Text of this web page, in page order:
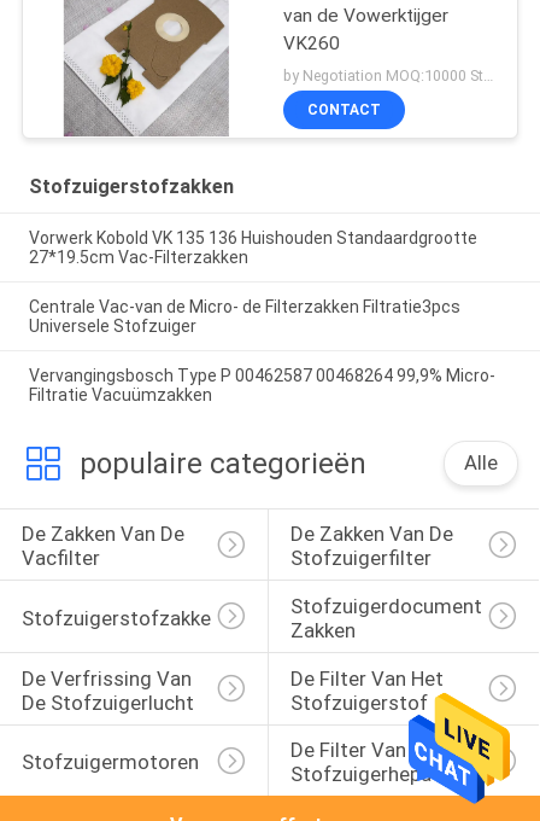
van de Vowerktijger
VK260
by Negotiation MOQ:10000 Stuk/Stukken
CONTACT
Stofzuigerstofzakken
Vorwerk Kobold VK 135 136 Huishouden Standaardgrootte
27*19.5cm Vac-Filterzakken
Centrale Vac-van de Micro- de Filterzakken Filtratie3pcs
Universele Stofzuiger
Vervangingsbosch Type P 00462587 00468264 99,9% Micro-
Filtratie Vacuümzakken
populaire categorieën Alle
De Zakken Van De
Vacfilter
De Zakken Van De
Stofzuigerfilter
Stofzuigerstofzakken
Stofzuigerdocument
Zakken
De Verfrissing Van
De Stofzuigerlucht
De Filter Van Het
Stofzuigerstof
Stofzuigermotoren
De Filter Van
Stofzuigerhepa